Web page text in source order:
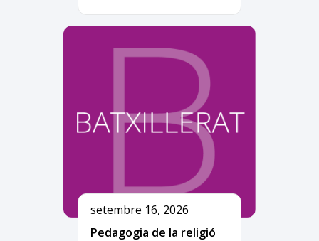
setembre 16, 2026
Pedagogia de la religió